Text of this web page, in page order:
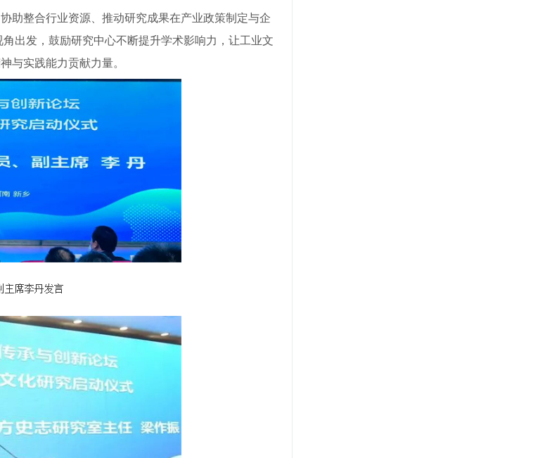
整合行业资源、推动研究成果在产业政策制定与企
出发，鼓励研究中心不断提升学术影响力，让工业文
与实践能力贡献力量。